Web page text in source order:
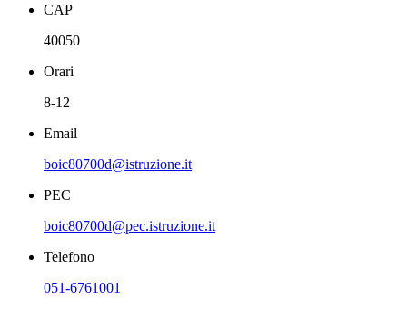
CAP
40050
Orari
8-12
Email
boic80700d@istruzione.it
PEC
boic80700d@pec.istruzione.it
Telefono
051-6761001